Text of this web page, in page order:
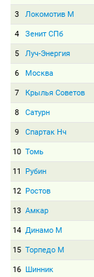
3 Локомотив М
4 Зенит СПб
5 Луч-Энергия
6 Москва
7 Крылья Советов
8 Сатурн
9 Спартак Нч
10 Томь
11 Рубин
12 Ростов
13 Амкар
14 Динамо М
15 Торпедо М
16 Шинник